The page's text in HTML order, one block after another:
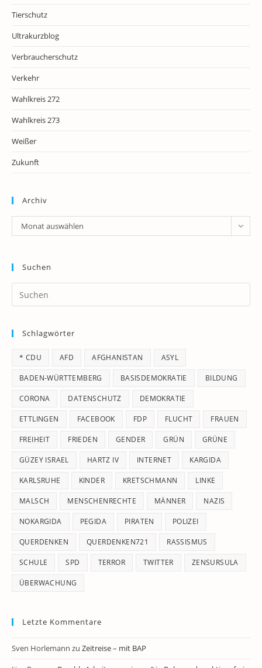
Tierschutz
Ultrakurzblog
Verbraucherschutz
Verkehr
Wahlkreis 272
Wahlkreis 273
Weißer
Zukunft
Archiv
Archiv
Monat auswählen
Suchen
Schlagwörter
* CDU AFD AFGHANISTAN ASYL
BADEN-WÜRTTEMBERG BASISDEMOKRATIE BILDUNG
CORONA DATENSCHUTZ DEMOKRATIE
ETTLINGEN FACEBOOK FDP FLUCHT FRAUEN
FREIHEIT FRIEDEN GENDER GRÜN GRÜNE
GÜZEY ISRAEL HARTZ IV INTERNET KARGIDA
KARLSRUHE KINDER KRETSCHMANN LINKE
MALSCH MENSCHENRECHTE MÄNNER NAZIS
NOKARGIDA PEGIDA PIRATEN POLIZEI
QUERDENKEN QUERDENKEN721 RASSISMUS
SCHULE SPD TERROR TWITTER ZENSURSULA
ÜBERWACHUNG
Letzte Kommentare
Sven Horlemann zu Zeitreise – mit BAP